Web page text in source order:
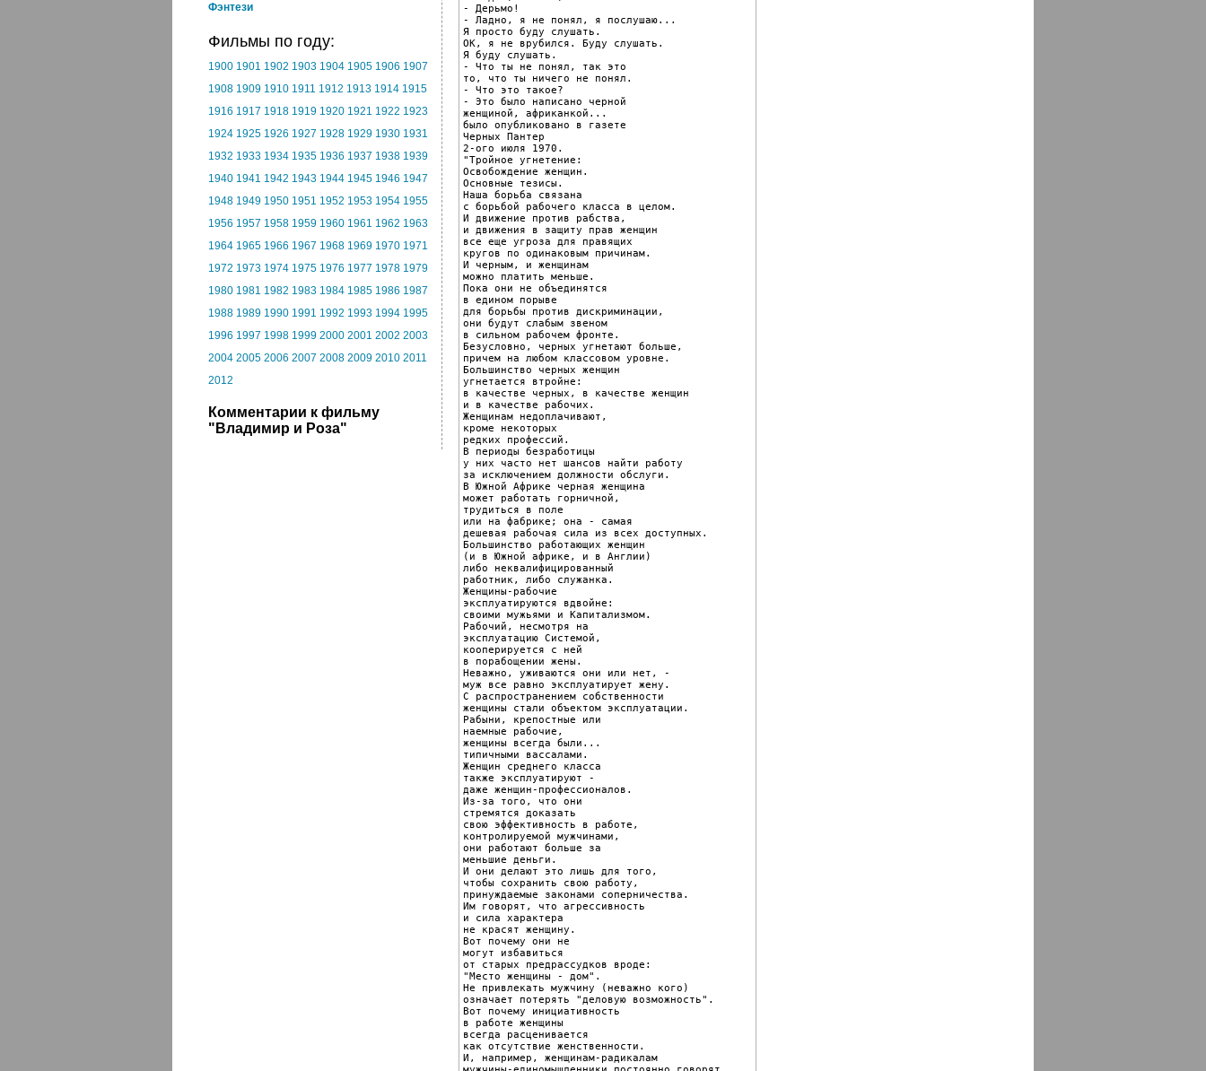
Фэнтези
Фильмы по году:
1900 1901 1902 1903 1904 1905 1906 1907
1908 1909 1910 1911 1912 1913 1914 1915
1916 1917 1918 1919 1920 1921 1922 1923
1924 1925 1926 1927 1928 1929 1930 1931
1932 1933 1934 1935 1936 1937 1938 1939
1940 1941 1942 1943 1944 1945 1946 1947
1948 1949 1950 1951 1952 1953 1954 1955
1956 1957 1958 1959 1960 1961 1962 1963
1964 1965 1966 1967 1968 1969 1970 1971
1972 1973 1974 1975 1976 1977 1978 1979
1980 1981 1982 1983 1984 1985 1986 1987
1988 1989 1990 1991 1992 1993 1994 1995
1996 1997 1998 1999 2000 2001 2002 2003
2004 2005 2006 2007 2008 2009 2010 2011
2012
Комментарии к фильму
"Владимир и Роза"
- Дерьмо!
- Ладно, я не понял, я послушаю...
Я просто буду слушать.
ОК, я не врубился. Буду слушать.
Я буду слушать.
- Что ты не понял, так это
то, что ты ничего не понял.
- Что это такое?
- Это было написано черной
женщиной, африканкой...
было опубликовано в газете
Черных Пантер
2-ого июля 1970.
"Тройное угнетение:
Освобождение женщин.
Основные тезисы.
Наша борьба связана
с борьбой рабочего класса в целом.
И движение против рабства,
и движения в защиту прав женщин
все еще угроза для правящих
кругов по одинаковым причинам.
И черным, и женщинам
можно платить меньше.
Пока они не объединятся
в едином порыве
для борьбы против дискриминации,
они будут слабым звеном
в сильном рабочем фронте.
Безусловно, черных угнетают больше,
причем на любом классовом уровне.
Большинство черных женщин
угнетается втройне:
в качестве черных, в качестве женщин
и в качестве рабочих.
Женщинам недоплачивают,
кроме некоторых
редких профессий.
В периоды безработицы
у них часто нет шансов найти работу
за исключением должности обслуги.
В Южной Африке черная женщина
может работать горничной,
трудиться в поле
или на фабрике; она - самая
дешевая рабочая сила из всех доступных.
Большинство работающих женщин
(и в Южной африке, и в Англии)
либо неквалифицированный
работник, либо служанка.
Женщины-рабочие
эксплуатируются вдвойне:
своими мужьями и Капитализмом.
Рабочий, несмотря на
эксплуатацию Системой,
кооперируется с ней
в порабощении жены.
Неважно, уживаются они или нет, -
муж все равно эксплуатирует жену.
С распространением собственности
женщины стали объектом эксплуатации.
Рабыни, крепостные или
наемные рабочие,
женщины всегда были...
типичными вассалами.
Женщин среднего класса
также эксплуатируют -
даже женщин-профессионалов.
Из-за того, что они
стремятся доказать
свою эффективность в работе,
контролируемой мужчинами,
они работают больше за
меньшие деньги.
И они делают это лишь для того,
чтобы сохранить свою работу,
принуждаемые законами соперничества.
Им говорят, что агрессивность
и сила характера
не красят женщину.
Вот почему они не
могут избавиться
от старых предрассудков вроде:
"Место женщины - дом".
Не привлекать мужчину (неважно кого)
означает потерять "деловую возможность".
Вот почему инициативность
в работе женщины
всегда расценивается
как отсутствие женственности.
И, например, женщинам-радикалам